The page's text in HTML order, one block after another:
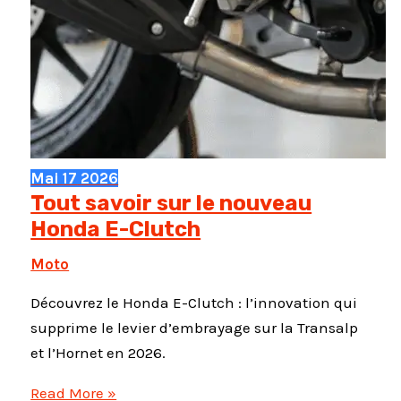
Mai 17 2026
Tout savoir sur le nouveau
Honda E-Clutch
Moto
Découvrez le Honda E-Clutch : l’innovation qui
supprime le levier d’embrayage sur la Transalp
et l’Hornet en 2026.
Tout
Read More »